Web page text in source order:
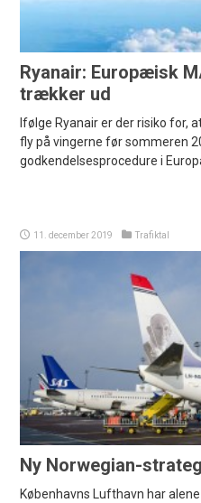
Ryanair: Europæisk
trækker ud
Ifølge Ryanair er der risiko for,
fly på vingerne før sommeren
godkendelsesprocedure i
11. december 2019 Trafiktal
Ny Norwegian-
Københavns Lufthavn har